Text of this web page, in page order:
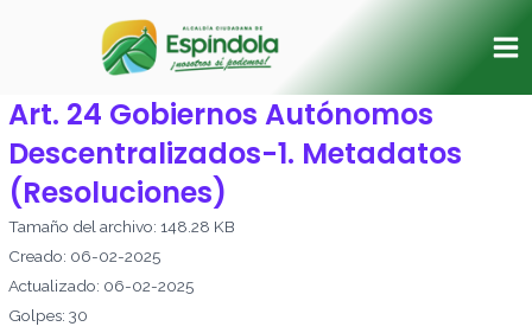
Art. 24 Gobiernos Autónomos
Descentralizados-1. Metadatos
(Resoluciones)
Tamaño del archivo: 148.28 KB
Creado: 06-02-2025
Actualizado: 06-02-2025
Golpes: 30